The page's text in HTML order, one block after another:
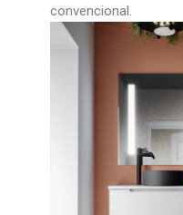
convencional.